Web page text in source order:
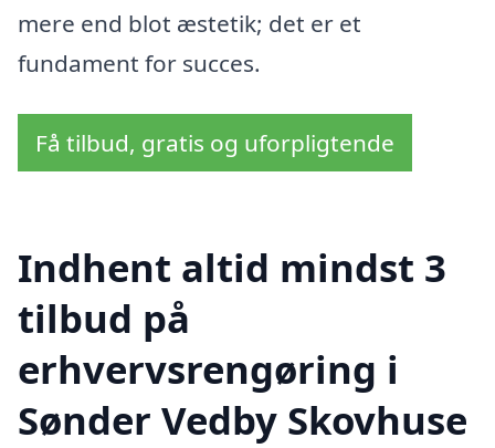
mere end blot æstetik; det er et
fundament for succes.
Få tilbud, gratis og uforpligtende
Indhent altid mindst 3
tilbud på
erhvervsrengøring i
Sønder Vedby Skovhuse